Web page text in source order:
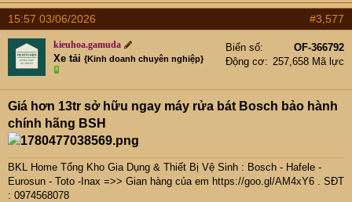
15:57 03/06/2026 #3,577
kieuhoa.gamuda
Xe tải {Kinh doanh chuyên nghiệp}
Biển số
OF-366792
Động cơ
257,658 Mã lực
Giá hơn 13tr sở hữu ngay máy rửa bát Bosch bảo hành
chính hãng BSH
BKL Home Tổng Kho Gia Dụng & Thiết Bị Vệ Sinh : Bosch - Hafele -
Eurosun - Toto -Inax =>> Gian hàng của em https://goo.gl/AM4xY6 . SĐT
: 0974568078